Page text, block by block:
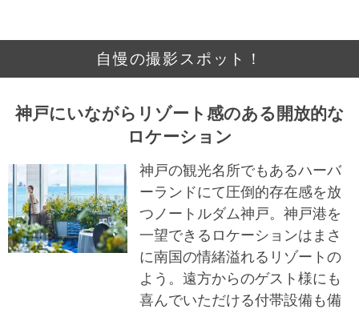
自慢の撮影スポット！
神戸にいながらリゾート感のある開放的な
ロケーション
神戸の観光名所でもあるハーバ
ーランドにて圧倒的存在感を放
つノートルダム神戸。神戸港を
一望できるロケーションはまさ
に南国の情緒溢れるリゾートの
よう。遠方からのゲスト様にも
喜んでいただける付帯設備も備